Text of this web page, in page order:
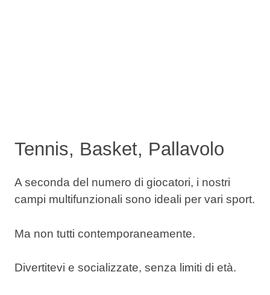
Tennis, Basket, Pallavolo
A seconda del numero di giocatori, i nostri
campi multifunzionali sono ideali per vari sport.
Ma non tutti contemporaneamente.
Divertitevi e socializzate, senza limiti di età.